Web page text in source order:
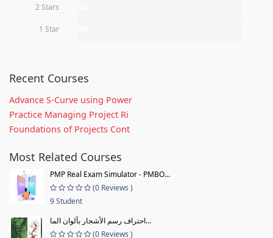
2 Stars
1 Star
Recent Courses
Advance S-Curve using Power
Practice Managing Project Ri
Foundations of Projects Cont
Most Related Courses
PMP Real Exam Simulator - PMBO...
(0 Reviews )
9 Student
احتراف رسم الأشجار بألوان الما...
(0 Reviews )